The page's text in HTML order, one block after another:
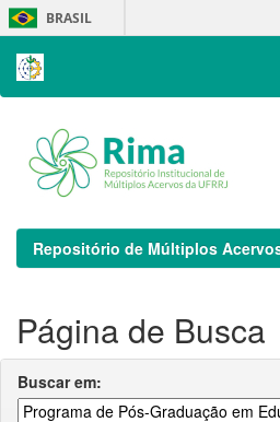
Skip
navigation
BRASIL
Repositório de Múltiplos
Página de Busca
Buscar em: